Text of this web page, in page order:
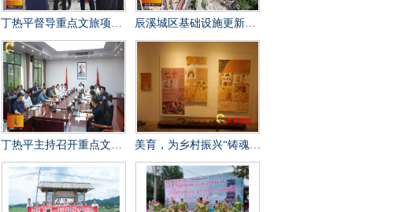
丁热平督导重点文旅项目建设工作时强调 以匠心打造百年兵工文化传承新地标 辰溪城区基础设施更新改造工程全速推进
丁热平主持召开重点文旅项目建设调度会 全力打造“福地怀化”文旅新秀 美育，为乡村振兴“铸魂”——辰溪县罗子山瑶族乡学校开展大树艺术节